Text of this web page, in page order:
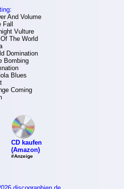
And Volume
Vulture
The World
Domination
Bombing
Blues
Coming
CD kaufen
(Amazon)
#Anzeige